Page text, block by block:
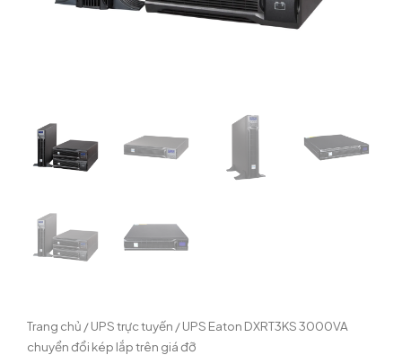
Trang chủ /UPS trực tuyến / UPS Eaton DXRT3KS 3000VA
chuyển đổi kép lắp trên giá đỡ